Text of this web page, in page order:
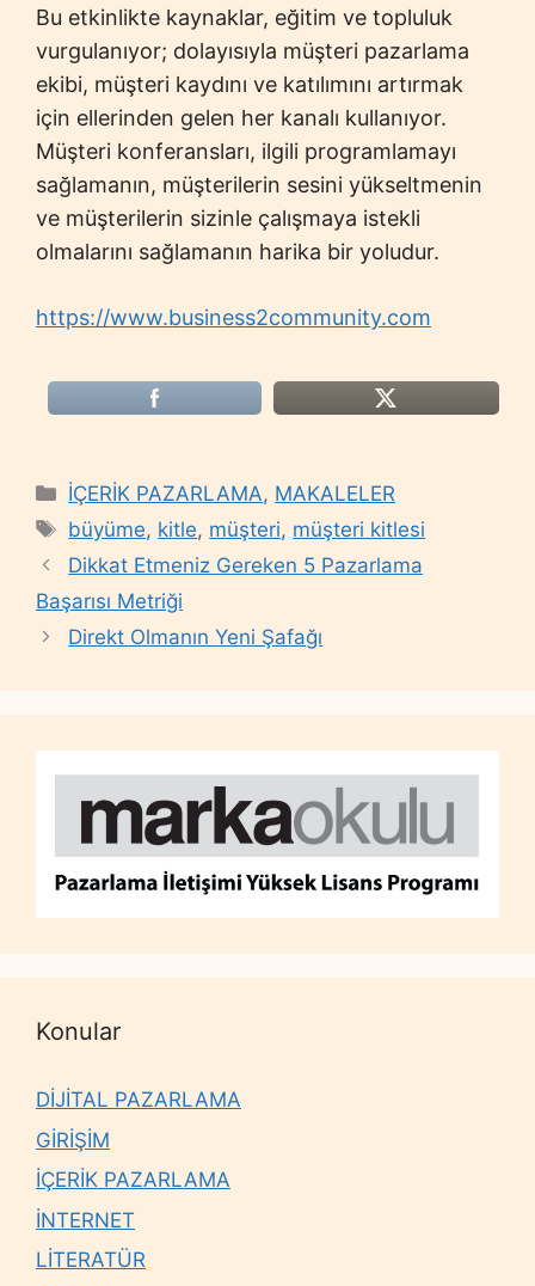
Bu etkinlikte kaynaklar, eğitim ve topluluk
vurgulanıyor; dolayısıyla müşteri pazarlama
ekibi, müşteri kaydını ve katılımını artırmak
için ellerinden gelen her kanalı kullanıyor.
Müşteri konferansları, ilgili programlamayı
sağlamanın, müşterilerin sesini yükseltmenin
ve müşterilerin sizinle çalışmaya istekli
olmalarını sağlamanın harika bir yoludur.
https://www.business2community.com
Categories
İÇERİK PAZARLAMA, MAKALELER
Tags
büyüme, kitle, müşteri, müşteri kitlesi
Dikkat Etmeniz Gereken 5 Pazarlama
Başarısı Metriği
Direkt Olmanın Yeni Şafağı
Konular
DİJİTAL PAZARLAMA
GİRİŞİM
İÇERİK PAZARLAMA
İNTERNET
LİTERATÜR